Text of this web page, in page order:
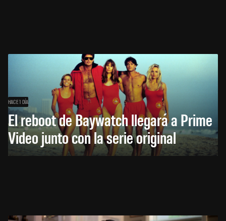
HACE 1 DÍA
El reboot de Baywatch llegará a Prime
Video junto con la serie original